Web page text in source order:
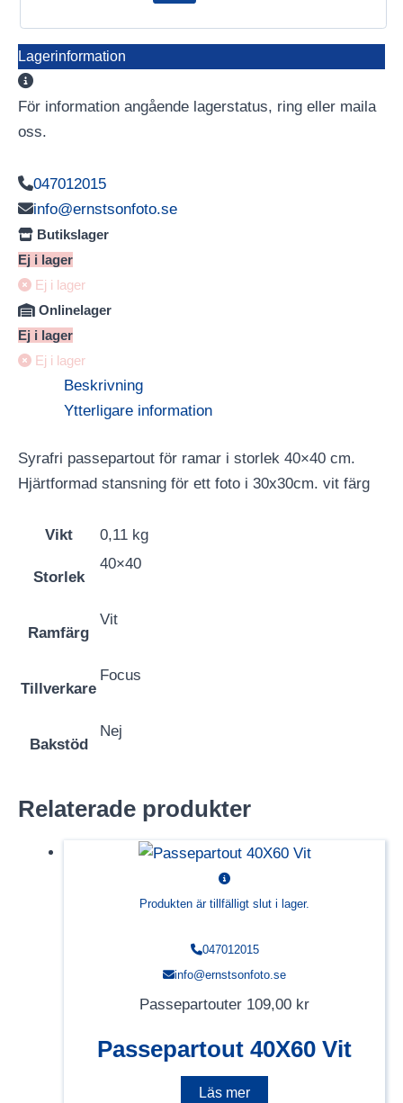
Lagerinformation
För information angående lagerstatus, ring eller maila
oss.
047012015
info@ernstsonfoto.se
Butikslager
Ej i lager
Ej i lager
Onlinelager
Ej i lager
Ej i lager
Beskrivning
Ytterligare information
Syrafri passepartout för ramar i storlek 40×40 cm.
Hjärtformad stansning för ett foto i 30x30cm. vit färg
Vikt 0,11 kg
Storlek
40×40
Ramfärg
Vit
Tillverkare
Focus
Bakstöd
Nej
Relaterade produkter
Produkten är tillfälligt slut i lager.
047012015
info@ernstsonfoto.se
Passepartouter 109,00 kr
Passepartout 40X60 Vit
Läs mer